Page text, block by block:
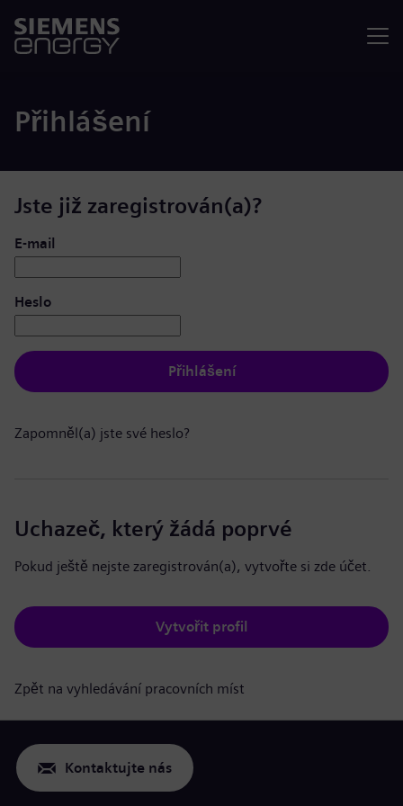
Přihlášení
Jste již zaregistrován(a)?
Přihlášení: uživatel a heslo
E-mail
Heslo
Přihlášení
Zapomněl(a) jste své heslo?
Uchazeč, který žádá poprvé
Pokud ještě nejste zaregistrován(a), vytvořte si zde účet.
Vytvořit profil
Zpět na vyhledávání pracovních míst
Kontaktujte nás